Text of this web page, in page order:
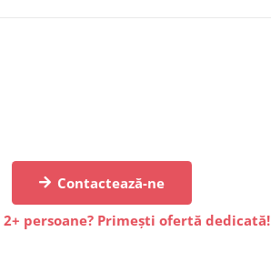
Contactează-ne
2+ persoane? Primești ofertă dedicată!